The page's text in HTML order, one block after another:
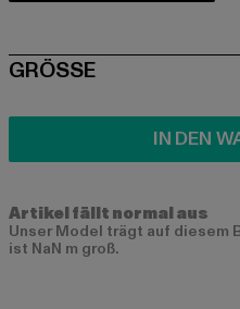
SIZE
GRÖSSE
IN DEN
Artikel fällt normal aus
Unser Model trägt auf diesem
ist NaN m groß.